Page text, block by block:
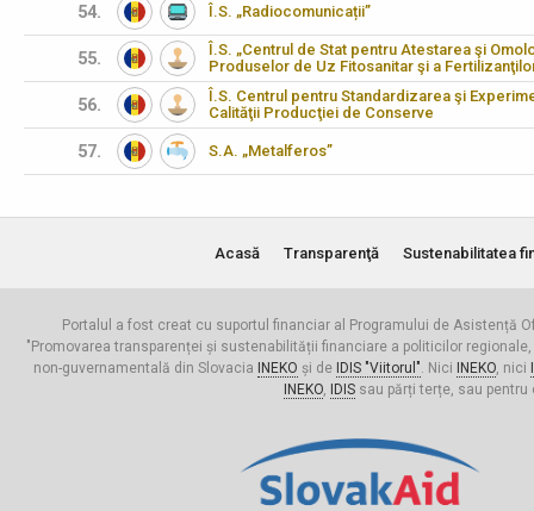
54. Î.S. „Radiocomunicații”
55.
Î.S. „Centrul de Stat pentru Atestarea şi
Produselor de Uz Fitosanitar şi a
56.
Î.S. Centrul pentru Standardizarea şi
Calităţii Producţiei de Conserve
57. S.A. „Metalferos”
Acasă Transparenţă Sustenabilitatea
Portalul a fost creat cu suportul financiar al Programului de Asistență
"Promovarea transparenței și sustenabilității financiare a politicilor
non-guvernamentală din Slovacia
INEKO și de IDIS "Viitorul". Nici INEKO, nici
INEKO, IDISsau părți terțe, sau pentru